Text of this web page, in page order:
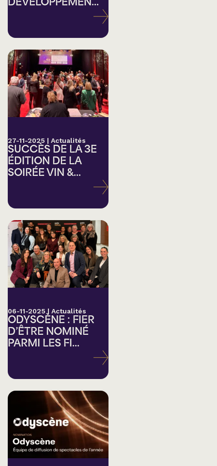
DÉVELOPPEMEN...
27-11-2025 | Actualités
SUCCÈS DE LA 3E
ÉDITION DE LA
SOIRÉE VIN &...
06-11-2025 | Actualités
ODYSCÈNE : FIER
D’ÊTRE NOMINÉ
PARMI LES FI...